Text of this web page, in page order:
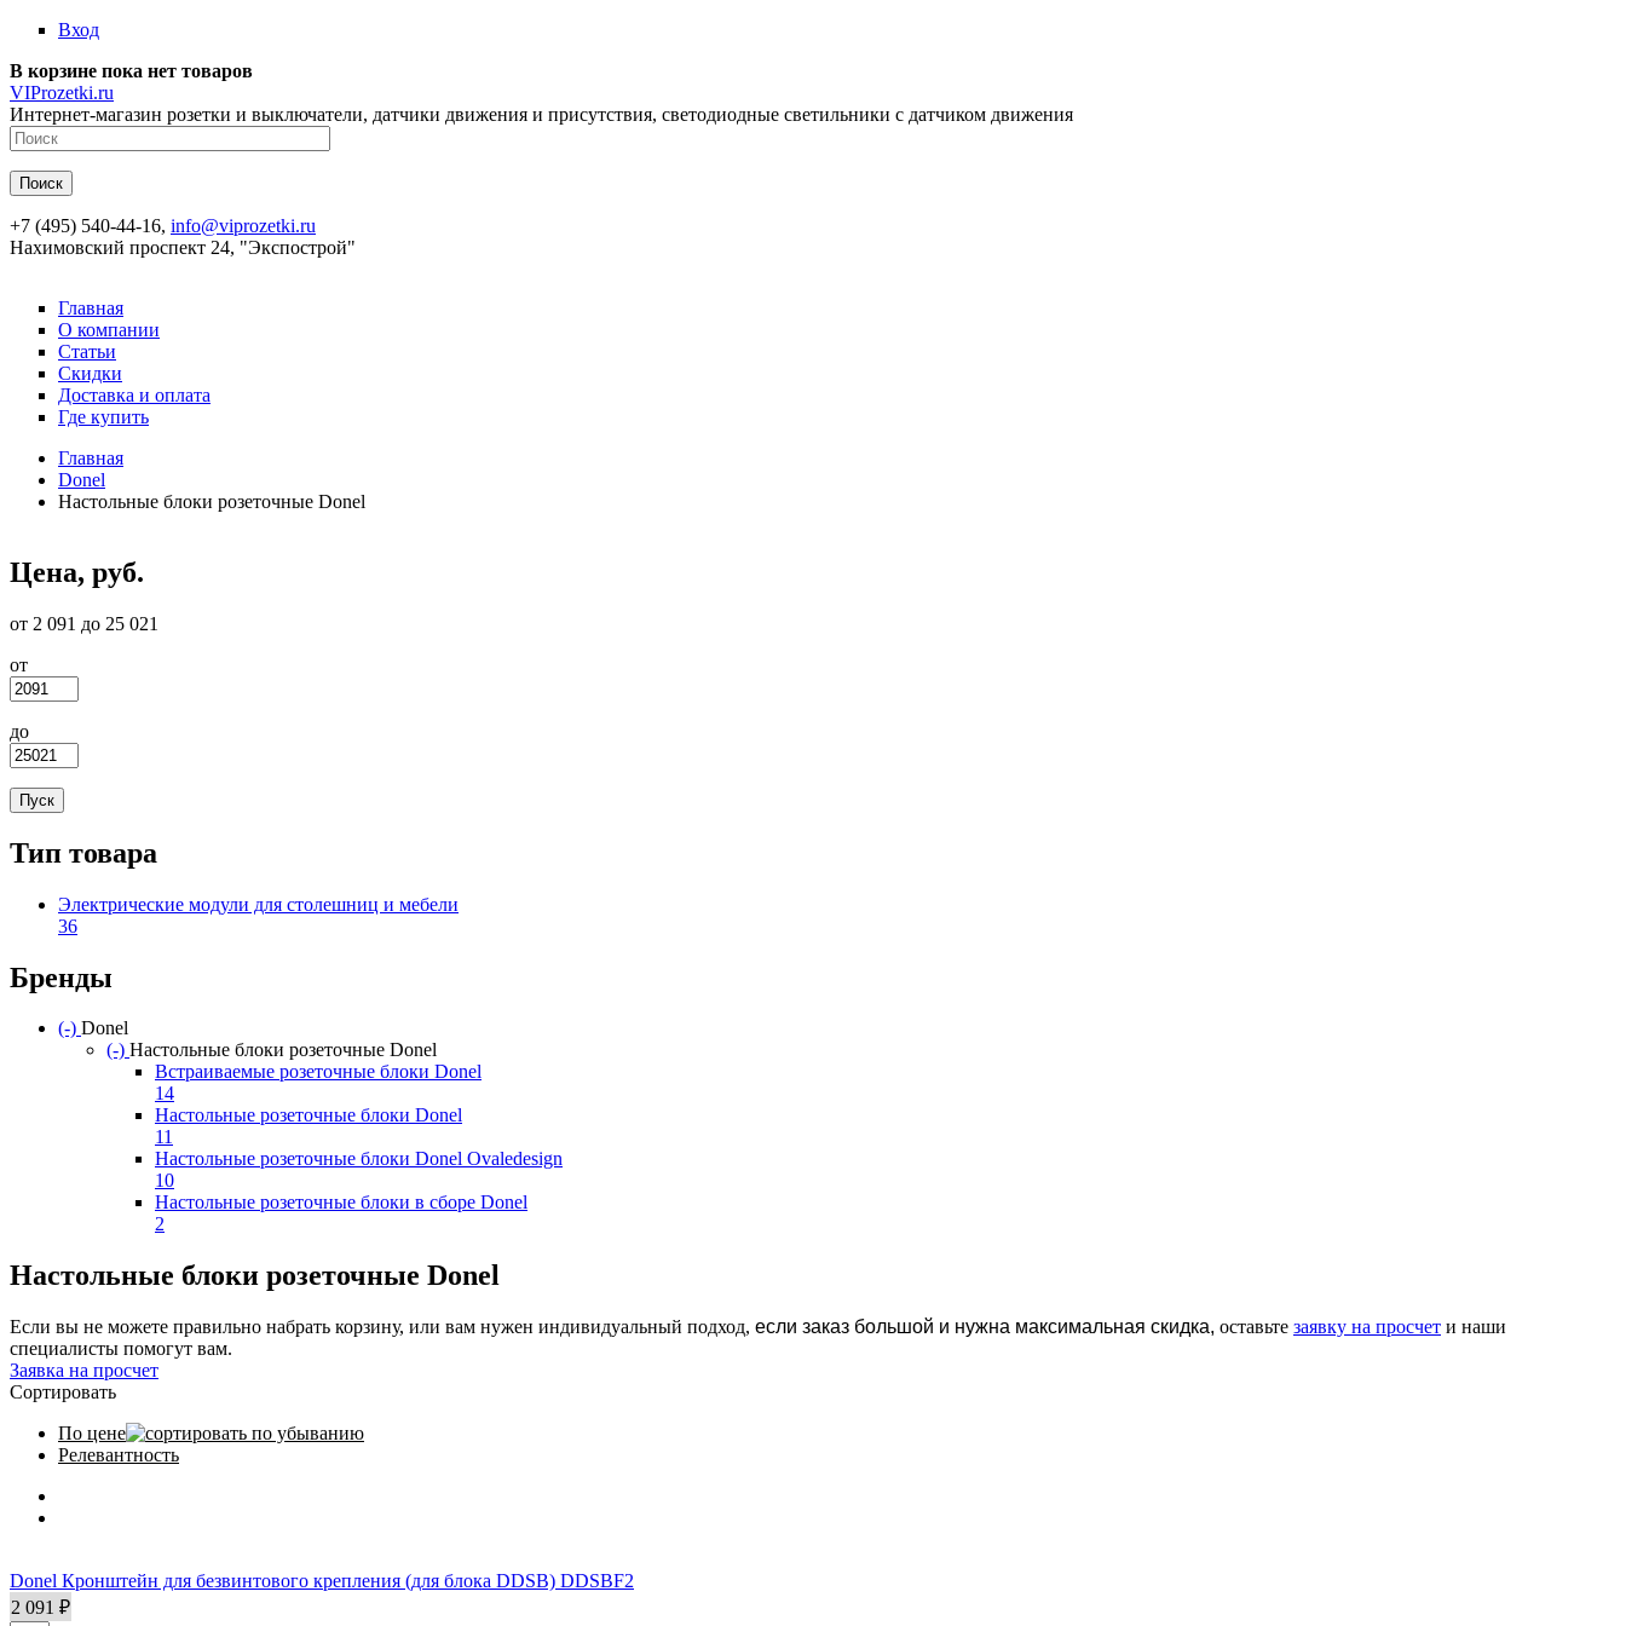
Перейти к основному содержанию
Вход
В корзине пока нет товаров
VIProzetki.ru
Интернет-магазин розетки и выключатели, датчики движения и присутствия, светодиодные светильники с датчиком движения
+7 (495) 540-44-16, info@viprozetki.ru
Нахимовский проспект 24, "Экспострой"
Главная
О компании
Статьи
Скидки
Доставка и оплата
Где купить
Главная
Donel
Настольные блоки розеточные Donel
Цена, руб.
от 2 091 до 25 021
от
до
Тип товара
Электрические модули для столешниц и мебели
36
Бренды
(-) Remove Donel filter
Donel
(-) Remove Настольные блоки розеточные Donel filter
Настольные блоки розеточные Donel
Встраиваемые розеточные блоки Donel
14
Apply Встраиваемые розеточные блоки Donel filter
Настoльные розеточные блоки Donel
11
Apply Настoльные розеточные блоки Donel filter
Настольные розеточные блоки Donel Ovaledesign
10
Apply Настольные розеточные блоки Donel Ovaledesign filter
Настольные розеточные блоки в сборе Donel
2
Настольные блоки розеточные Donel
Если вы не можете правильно набрать корзину, или вам нужен индивидуальный подход, если заказ большой и нужна максимальная скидка, оставьте заявку на просчет и наши
специалисты помогут вам.
Заявка на просчет
Сортировать
По цене
Релевантность
Donel Кронштейн для безвинтового крепления (для блока DDSB) DDSBF2
2 091 ₽